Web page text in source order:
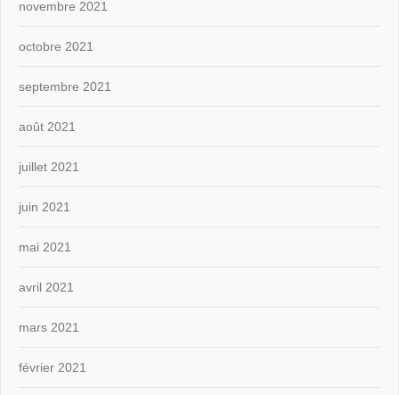
novembre 2021
octobre 2021
septembre 2021
août 2021
juillet 2021
juin 2021
mai 2021
avril 2021
mars 2021
février 2021